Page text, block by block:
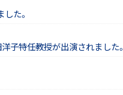
た。
子特任教授が出演されました。